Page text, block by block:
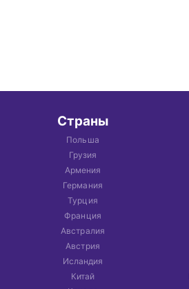
Страны
Польша
Грузия
Армения
Германия
Турция
Франция
Австралия
Австрия
Исландия
Китай